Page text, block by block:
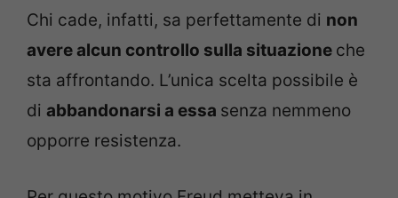
Chi cade, infatti, sa perfettamente di non
avere alcun controllo sulla situazione che
sta affrontando. L’unica scelta possibile è
di abbandonarsi a essa senza nemmeno
opporre resistenza.